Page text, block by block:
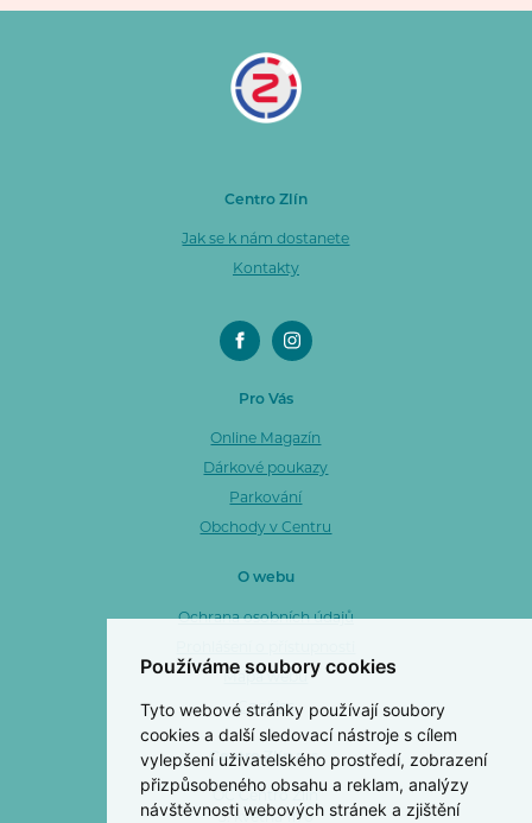
Používáme soubory cookies
Tyto webové stránky používají soubory
cookies a další sledovací nástroje s cílem
vylepšení uživatelského prostředí, zobrazení
přizpůsobeného obsahu a reklam, analýzy
návštěvnosti webových stránek a zjištění
Centro Zlín
Jak se k nám dostanete
Kontakty
Pro Vás
Online Magazín
Dárkové poukazy
Parkování
Obchody v Centru
O webu
Ochrana osobních údajů
Mapa webu
Cookies
Centro Zlín a. s.
OC Centro Zlín
3. května 1170